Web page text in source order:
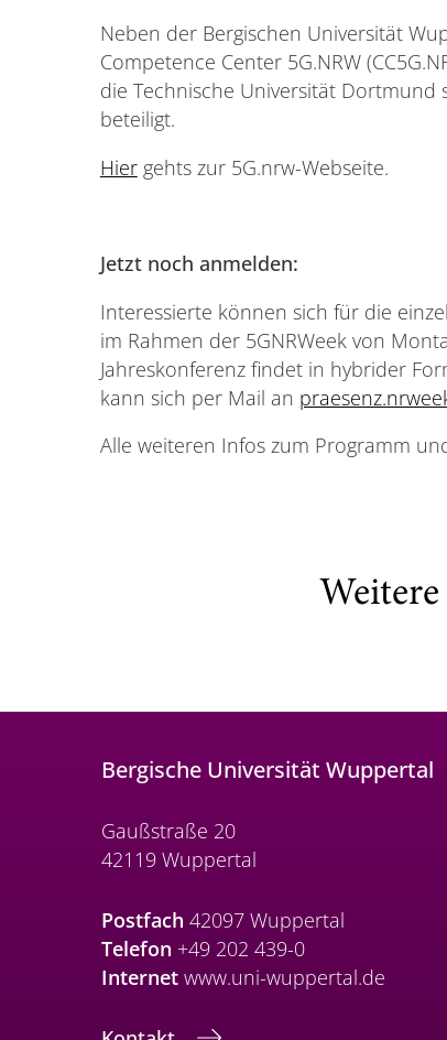
Neben der Bergischen Universität
Competence Center 5G.NRW
die Technische Universität Dortmund
beteiligt.
Hiergehts zur 5G.nrw-Webseite.
Jetzt noch anmelden:
Interessierte können sich für die
im Rahmen der 5GNRWeek von
Jahreskonferenz findet in hybrider
kann sich per Mail an
Alle weiteren Infos zum Programm
Bergische Universität Wuppertal
Gaußstraße 20
42119 Wuppertal
Postfach 42097 Wuppertal
Telefon +49 202 439-0
Internet www.uni-wuppertal.de